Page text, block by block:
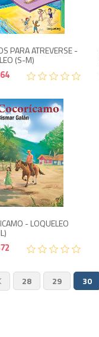
PARA ATREVERSE -
(S-M)
- LOQUELEO
28 29 30